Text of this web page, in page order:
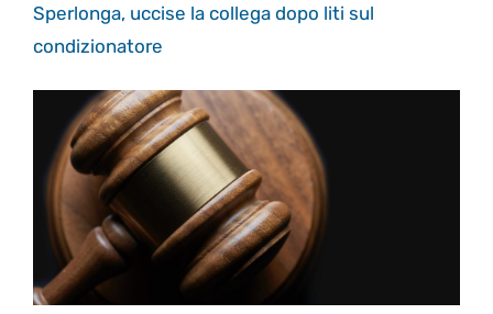
Sperlonga, uccise la collega dopo liti sul
condizionatore